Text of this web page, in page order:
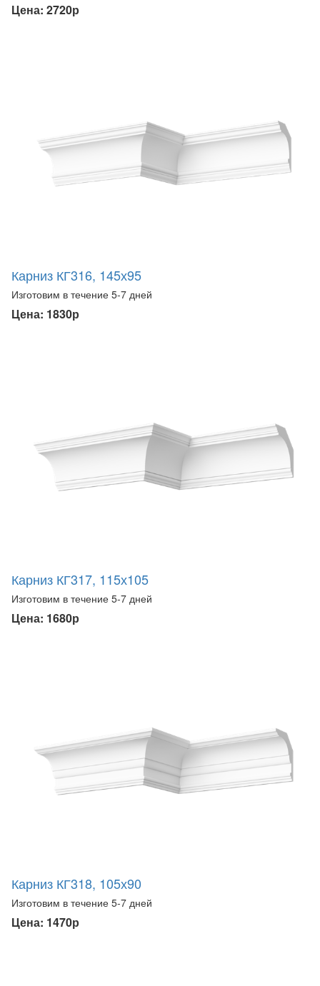
Цена: 2720р
Карниз КГ316, 145х95
Изготовим в течение 5-7 дней
Цена: 1830р
Карниз КГ317, 115х105
Изготовим в течение 5-7 дней
Цена: 1680р
Карниз КГ318, 105х90
Изготовим в течение 5-7 дней
Цена: 1470р